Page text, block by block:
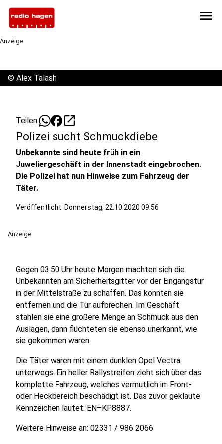
menu
Anzeige
© Alex Talash
Teilen: open_in_new
Polizei sucht Schmuckdiebe
Unbekannte sind heute früh in ein
Juweliergeschäft in der Innenstadt eingebrochen.
Die Polizei hat nun Hinweise zum Fahrzeug der
Täter.
Veröffentlicht: Donnerstag, 22.10.2020 09:56
Anzeige
Gegen 03:50 Uhr heute Morgen machten sich die
Unbekannten am Sicherheitsgitter vor der Eingangstür
in der Mittelstraße zu schaffen. Das konnten sie
entfernen und die Tür aufbrechen. Im Geschäft
stahlen sie eine größere Menge an Schmuck aus den
Auslagen, dann flüchteten sie ebenso unerkannt, wie
sie gekommen waren.
Die Täter waren mit einem dunklen Opel Vectra
unterwegs. Ein heller Rallystreifen zieht sich über das
komplette Fahrzeug, welches vermutlich im Front-
oder Heckbereich beschädigt ist. Das zuvor geklaute
Kennzeichen lautet: EN–KP8887.
Weitere Hinweise an: 02331 / 986 2066